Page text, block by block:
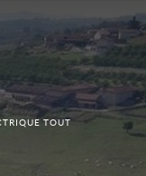
TOUT